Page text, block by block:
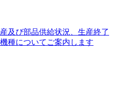
及び部品供給状況、生産終了
種についてご案内します